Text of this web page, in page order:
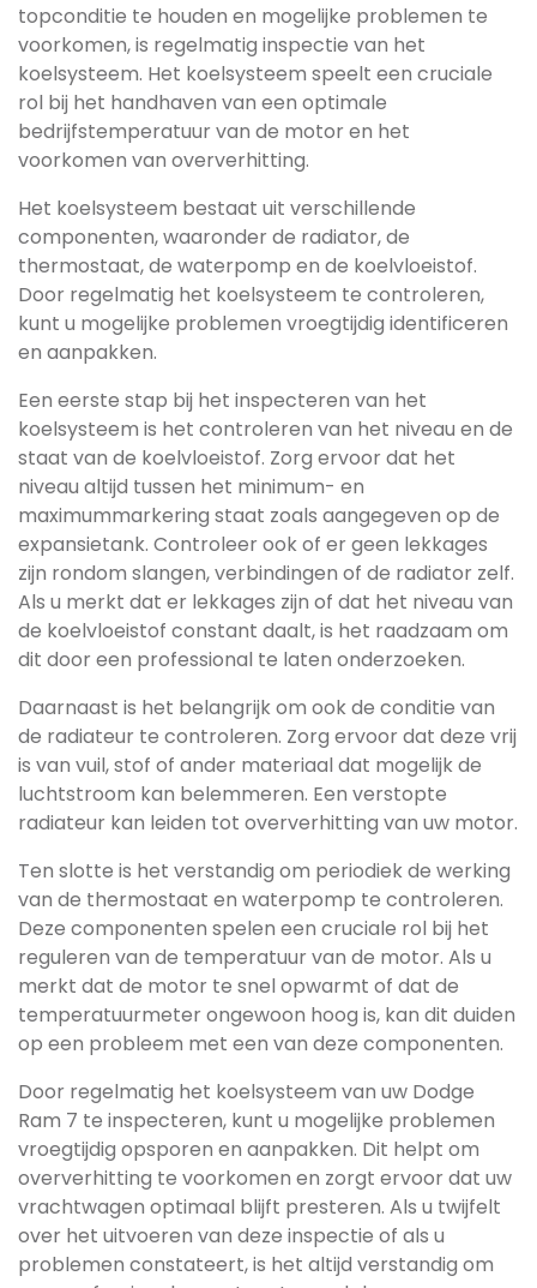
topconditie te houden en mogelijke problemen te
voorkomen, is regelmatig inspectie van het
koelsysteem. Het koelsysteem speelt een cruciale
rol bij het handhaven van een optimale
bedrijfstemperatuur van de motor en het
voorkomen van oververhitting.
Het koelsysteem bestaat uit verschillende
componenten, waaronder de radiator, de
thermostaat, de waterpomp en de koelvloeistof.
Door regelmatig het koelsysteem te controleren,
kunt u mogelijke problemen vroegtijdig identificeren
en aanpakken.
Een eerste stap bij het inspecteren van het
koelsysteem is het controleren van het niveau en de
staat van de koelvloeistof. Zorg ervoor dat het
niveau altijd tussen het minimum- en
maximummarkering staat zoals aangegeven op de
expansietank. Controleer ook of er geen lekkages
zijn rondom slangen, verbindingen of de radiator zelf.
Als u merkt dat er lekkages zijn of dat het niveau van
de koelvloeistof constant daalt, is het raadzaam om
dit door een professional te laten onderzoeken.
Daarnaast is het belangrijk om ook de conditie van
de radiateur te controleren. Zorg ervoor dat deze vrij
is van vuil, stof of ander materiaal dat mogelijk de
luchtstroom kan belemmeren. Een verstopte
radiateur kan leiden tot oververhitting van uw motor.
Ten slotte is het verstandig om periodiek de werking
van de thermostaat en waterpomp te controleren.
Deze componenten spelen een cruciale rol bij het
reguleren van de temperatuur van de motor. Als u
merkt dat de motor te snel opwarmt of dat de
temperatuurmeter ongewoon hoog is, kan dit duiden
op een probleem met een van deze componenten.
Door regelmatig het koelsysteem van uw Dodge
Ram 7 te inspecteren, kunt u mogelijke problemen
vroegtijdig opsporen en aanpakken. Dit helpt om
oververhitting te voorkomen en zorgt ervoor dat uw
vrachtwagen optimaal blijft presteren. Als u twijfelt
over het uitvoeren van deze inspectie of als u
problemen constateert, is het altijd verstandig om